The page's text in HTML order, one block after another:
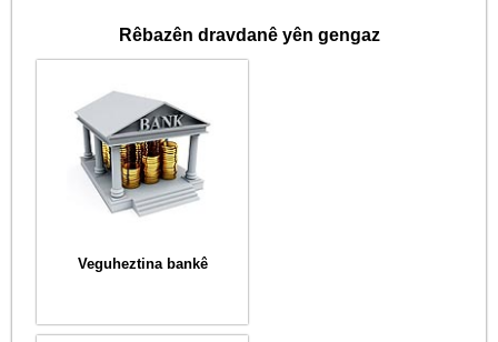
Rêbazên dravdanê yên gengaz
Veguheztina bankê